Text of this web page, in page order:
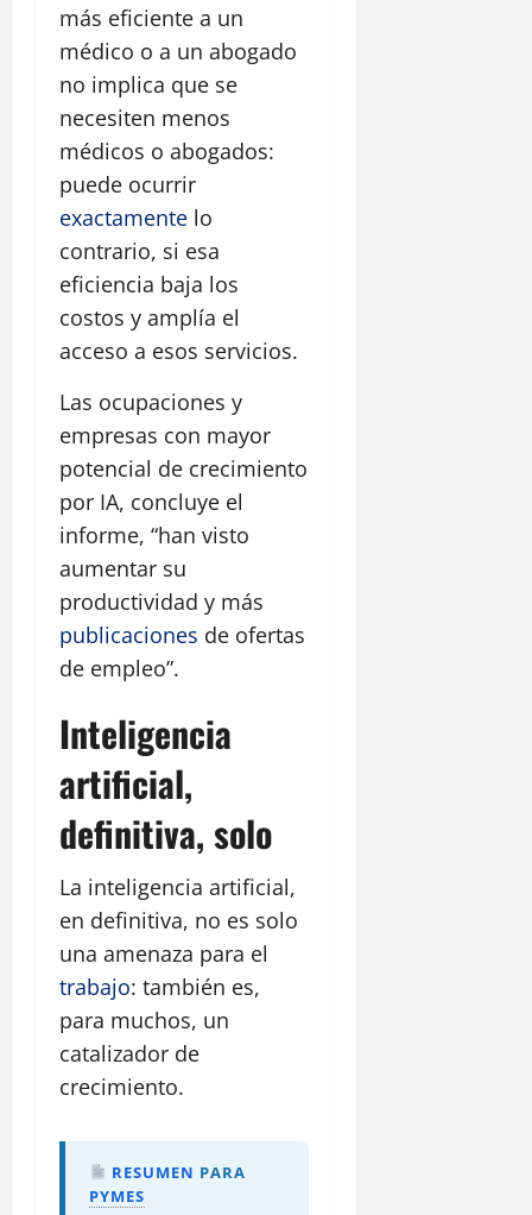
más eficiente a un
médico o a un abogado
no implica que se
necesiten menos
médicos o abogados:
puede ocurrir
exactamente lo
contrario, si esa
eficiencia baja los
costos y amplía el
acceso a esos servicios.
Las ocupaciones y
empresas con mayor
potencial de crecimiento
por IA, concluye el
informe, “han visto
aumentar su
productividad y más
publicaciones de ofertas
de empleo”.
Inteligencia
artificial,
definitiva, solo
La inteligencia artificial,
en definitiva, no es solo
una amenaza para el
trabajo: también es,
para muchos, un
catalizador de
crecimiento.
RESUMEN PARA
PYMES